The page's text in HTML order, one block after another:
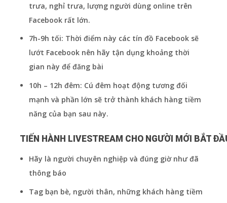
trưa, nghỉ trưa, lượng người dùng online trên
Facebook rất lớn.
7h-9h tối: Thời điểm này các tín đồ Facebook sẽ
lướt Facebook nên hãy tận dụng khoảng thời
gian này để đăng bài
10h – 12h đêm: Cú đêm hoạt động tương đối
mạnh và phần lớn sẽ trở thành khách hàng tiềm
năng của bạn sau này.
TIẾN HÀNH LIVESTREAM CHO NGƯỜI MỚI BẮT
Hãy là người chuyên nghiệp và đúng giờ như đã
thông báo
Tag bạn bè, người thân, những khách hàng tiềm